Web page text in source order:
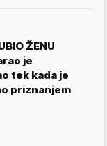
ŽENU
je
tek kada je
priznanjem